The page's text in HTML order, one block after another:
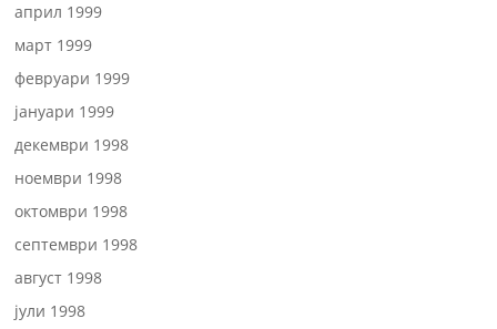
април 1999
март 1999
февруари 1999
јануари 1999
декември 1998
ноември 1998
октомври 1998
септември 1998
август 1998
јули 1998